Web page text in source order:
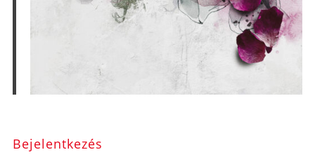
Bejelentkezés